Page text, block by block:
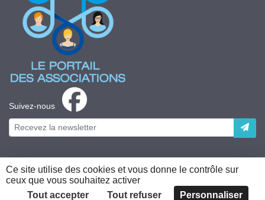
Suivez-nous
Plateforme développée en France par
Ce site utilise des cookies et vous donne le contrôle sur
ceux que vous souhaitez activer
Tout accepter
Tout refuser Personnaliser